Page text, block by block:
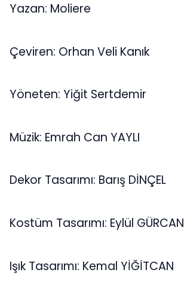
Yazan: Moliere
Çeviren: Orhan Veli Kanık
Yöneten: Yiğit Sertdemir
Müzik: Emrah Can YAYLI
Dekor Tasarımı: Barış DİNÇEL
Kostüm Tasarımı: Eylül GÜRCAN
Işık Tasarımı: Kemal YİĞİTCAN